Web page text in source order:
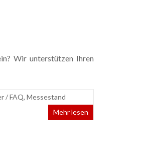
Wir unterstützen Ihren
/ FAQ, Messestand
Mehr lesen